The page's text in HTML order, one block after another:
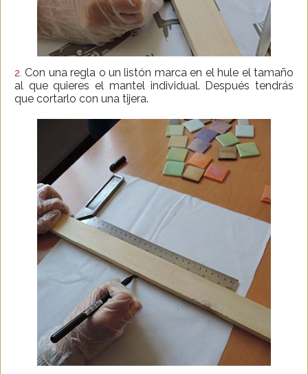
2. Con una regla o un listón marca en el hule el tamaño
al que quieres el mantel individual. Después tendrás
que cortarlo con una tijera.